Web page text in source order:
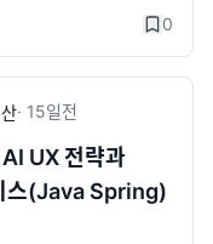
스마트폰·태블릿·스마
사용자경험(UX) 전략
니다.​​■ 전화문의 : 0
_xafju
카드 발급 대상자· 전
급 : 월 최대 40만원
만원 (가족수당 최대
담·자소서/이력서 첨삭
무료보험가입(재해
스를 이해하고 생성형
할 수 있는 풀스텍 개
0
· 15일전
UX 전략과
스(Java Spring)